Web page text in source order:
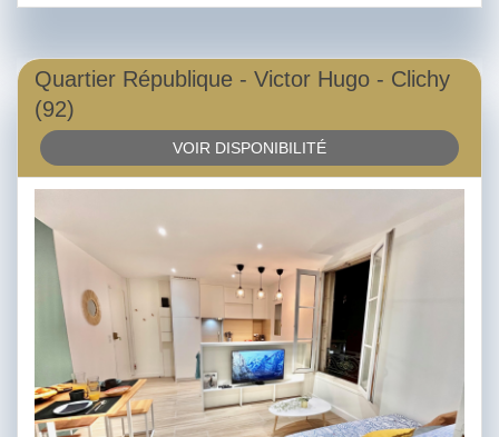
Quartier République - Victor Hugo - Clichy
(92)
VOIR DISPONIBILITÉ